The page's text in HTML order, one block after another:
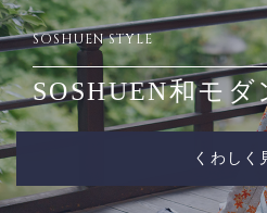
SOSHUEN STYLE
SOSHUEN和モダ
くわしく